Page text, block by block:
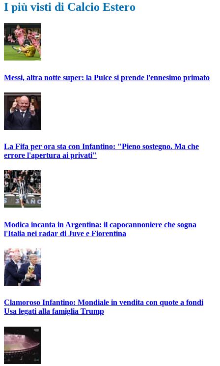
I più visti di Calcio Estero
Messi, altra notte super: la Pulce si prende l'ennesimo primato
La Fifa per ora sta con Infantino: "Pieno sostegno. Ma che
errore l'apertura ai privati"
Modica incanta in Argentina: il capocannoniere che sogna
l'Italia nei radar di Juve e Fiorentina
Clamoroso Infantino: Mondiale in vendita con quote a fondi
Usa legati alla famiglia Trump